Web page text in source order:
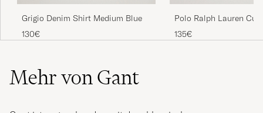
Grigio Denim Shirt Medium Blue
130€
Polo Ralph Lauren
Shirt Chambray
135€
Mehr von Gant